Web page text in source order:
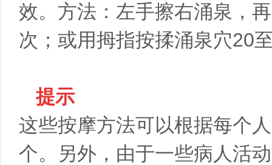
效。方法：左手擦右涌泉，
次；或用拇指按揉涌泉穴20
提示
这些按摩方法可以根据每个
个。另外，由于一些病人活